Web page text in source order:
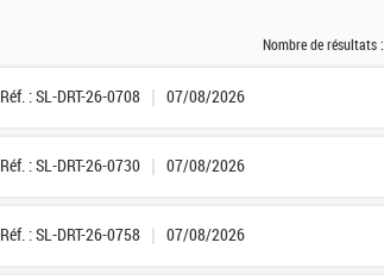
Nombre de résultats :
Réf. : SL-DRT-26-0708 07/08/2026
Réf. : SL-DRT-26-0730 07/08/2026
Réf. : SL-DRT-26-0758 07/08/2026